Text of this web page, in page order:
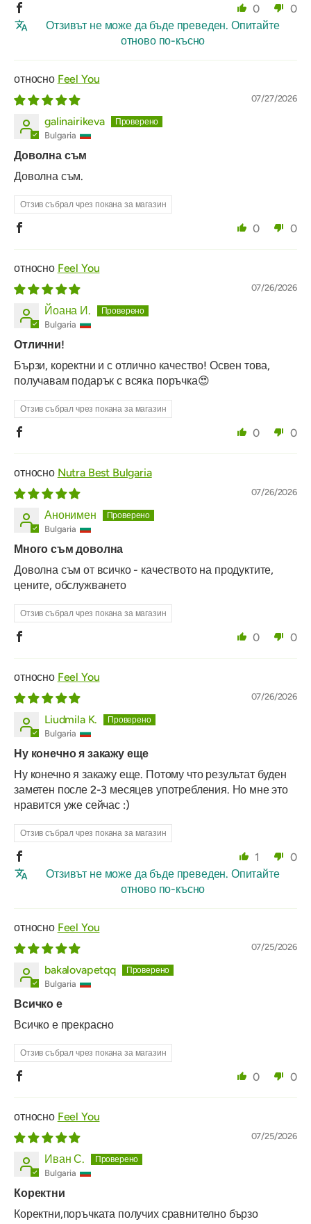
0
0
Отзивът не може да бъде преведен. Опитайте
отново по-късно
Feel You
07/27/2026
galinairikeva
Bulgaria
Доволна съм
Доволна съм.
Отзив събрал чрез покана за магазин
0 0
Feel You
07/26/2026
Йоана И.
Bulgaria
Отлични!
Бързи, коректни и с отлично качество! Освен това,
получавам подарък с всяка поръчка😍
Отзив събрал чрез покана за магазин
0 0
Nutra Best Bulgaria
07/26/2026
Анонимен
Bulgaria
Много съм доволна
Доволна съм от всичко - качеството на продуктите,
цените, обслужването
Отзив събрал чрез покана за магазин
0 0
Feel You
07/26/2026
Liudmila K.
Bulgaria
Ну конечно я закажу еще
Ну конечно я закажу еще. Потому что результат буден
заметен после 2-3 месяцев употребления. Но мне это
нравится уже сейчас :)
Отзив събрал чрез покана за магазин
1
0
Отзивът не може да бъде преведен. Опитайте
отново по-късно
Feel You
07/25/2026
bakalovapetqq
Bulgaria
Всичко е
Всичко е прекрасно
Отзив събрал чрез покана за магазин
0 0
Feel You
07/25/2026
Иван С.
Bulgaria
Коректни
Коректни,поръчката получих сравнително бързо